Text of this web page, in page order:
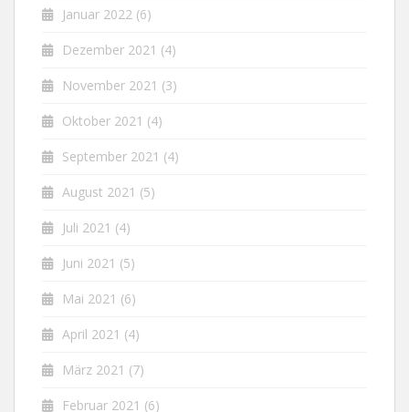
Januar 2022 (6)
Dezember 2021 (4)
November 2021 (3)
Oktober 2021 (4)
September 2021 (4)
August 2021 (5)
Juli 2021 (4)
Juni 2021 (5)
Mai 2021 (6)
April 2021 (4)
März 2021 (7)
Februar 2021 (6)